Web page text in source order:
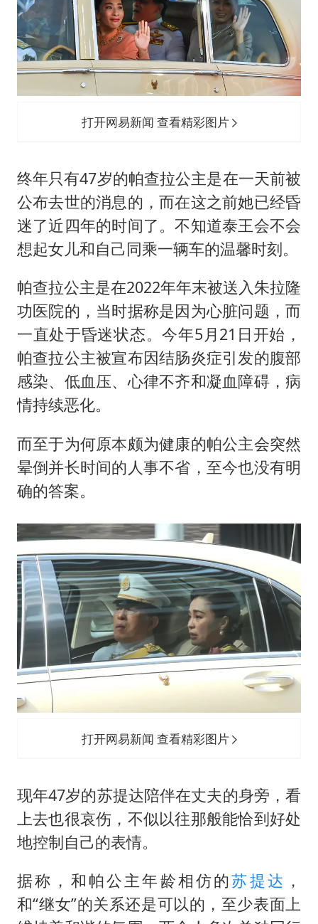
打开网易新闻 查看精彩图片
终年只有47岁的帕查拉公主是在一天前被
公布去世的消息的，而在这之前她已经昏
迷了近四年的时间了。不知道泰王会不会
想起女儿和自己同乘一辆车的温馨时刻。
帕查拉公主是在2022年年末被送入朱拉隆
功医院的，当时据称是因为心脏问题，而
一直处于昏迷状态。今年5月21日开始，
帕查拉公主被宣布因结肠炎症引发的腹部
感染、低血压、心律不齐和凝血障碍，病
情持续恶化。
而至于为何原本颇为健康的帕公主会突然
晕倒并长时间的人事不省，至今也没有明
确的答案。
打开网易新闻 查看精彩图片
现年47岁的苏提达陪伴在丈夫的身旁，看
上去也很哀伤，不似以往那般能恰到好处
地控制自己的表情。
据称，和帕公主年龄相仿的苏提达 ，
和“继女”的关系还是可以的，至少表面上